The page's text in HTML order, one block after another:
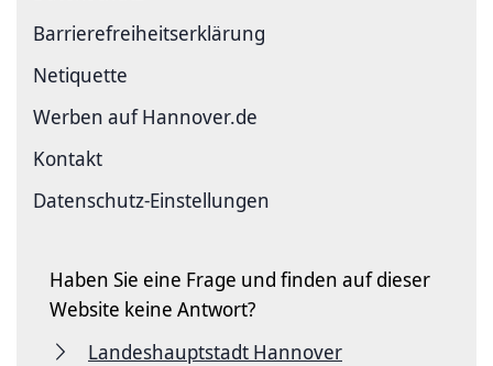
Barriere­freiheits­erklärung
Netiquette
Werben auf Hannover.de
Kontakt
Datenschutz-Einstellungen
Haben Sie eine Frage und finden auf dieser
Website keine Antwort?
Landeshauptstadt Hannover